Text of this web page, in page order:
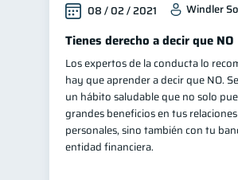
08 / 02 / 2021 Windler
Tienes derecho a decir que NO
Los expertos de la conducta lo
hay que aprender a decir que NO.
un hábito saludable que no solo
grandes beneficios en tus relaciones
personales, sino también con tu
entidad financiera.